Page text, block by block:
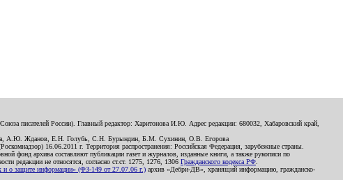
писателей России). Главный редактор: Харитонова И.Ю. Адрес редакции: 680032, Хабаровский край,
А.Ю. Жданов, Е.Н. Голубь, С.Н. Бурындин, Б.М. Сухинин, О.В. Егорова
16.06.2011 г. Территория распространения: Российская Федерация, зарубежные страны.
фонд архива составляют публикации газет и журналов, изданные книги, а также рукописи по
редакции не относятся, согласно ст.ст. 1275, 1276, 1306 Гражданского кодекса РФ
о защите информации» (ФЗ-149 от 27.07.06 г.) архив «Дебри-ДВ», хранящий информацию, гражданско-